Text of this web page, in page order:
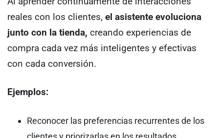
reales con los clientes, el asistente evoluciona
junto con la tienda, creando experiencias de
compra cada vez más inteligentes y efectivas
con cada conversión.
Ejemplos:
Reconocer las preferencias recurrentes de los